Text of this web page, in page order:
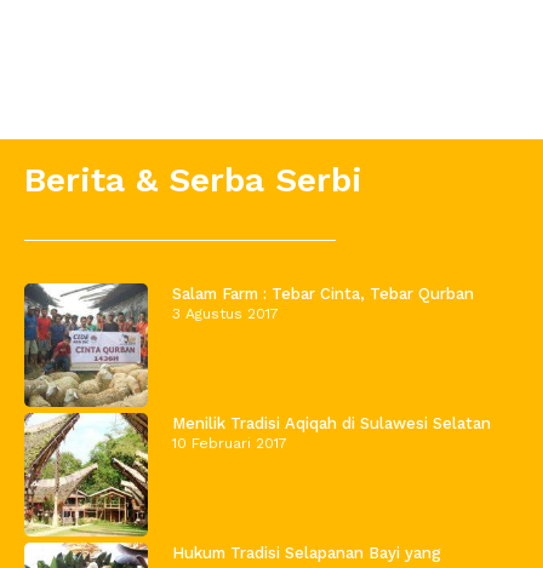
Berita & Serba Serbi
Salam Farm : Tebar Cinta, Tebar Qurban
3 Agustus 2017
Menilik Tradisi Aqiqah di Sulawesi Selatan
10 Februari 2017
Hukum Tradisi Selapanan Bayi yang